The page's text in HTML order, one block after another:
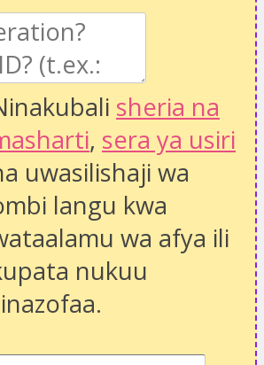
sheria na
, sera ya usiri
uwasilishaji wa
langu kwa
wa afya ili
nukuu